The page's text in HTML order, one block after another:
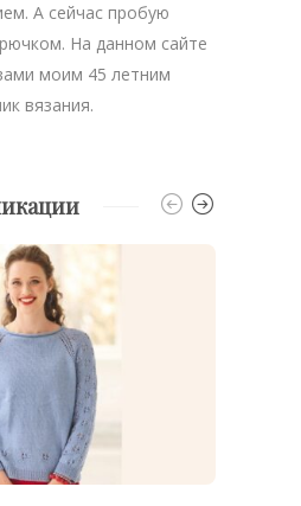
А сейчас пробую
На данном сайте
моим 45 летним
вязания.